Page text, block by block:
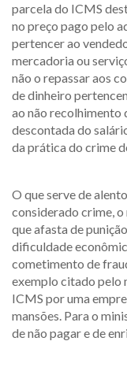
parcela do ICMS
no preço pago pelo
pertencer ao
mercadoria ou
não o repassar aos
de dinheiro
ao não
descontada do
da prática do crime
O que serve de
considerado crime,
que afasta de
dificuldade
cometimento de
exemplo citado pelo
ICMS por uma
mansões. Para o
de não pagar e de